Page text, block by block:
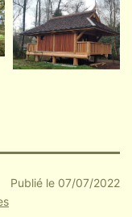
Publié le 07/07/2022